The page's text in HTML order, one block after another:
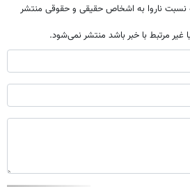
نسبت ناروا به اشخاص حقیقی و حقوقی منتشر
غیر مرتبط با خبر باشد منتشر نمی‌شود.